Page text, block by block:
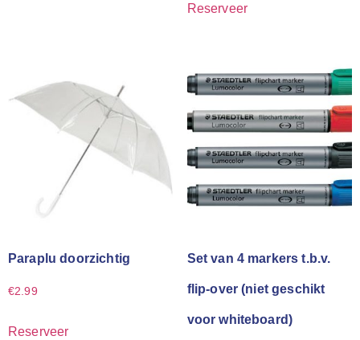
Reserveer
Paraplu doorzichtig
€2.99
Reserveer
Set van 4 markers t.b.v.
flip-over (niet geschikt
voor whiteboard)